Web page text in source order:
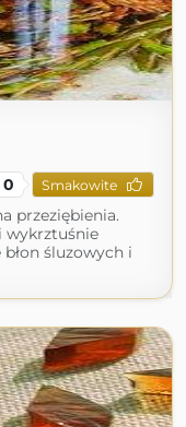
0 Smakowite
przeziębienia.
wykrztuśnie
śluzowych i